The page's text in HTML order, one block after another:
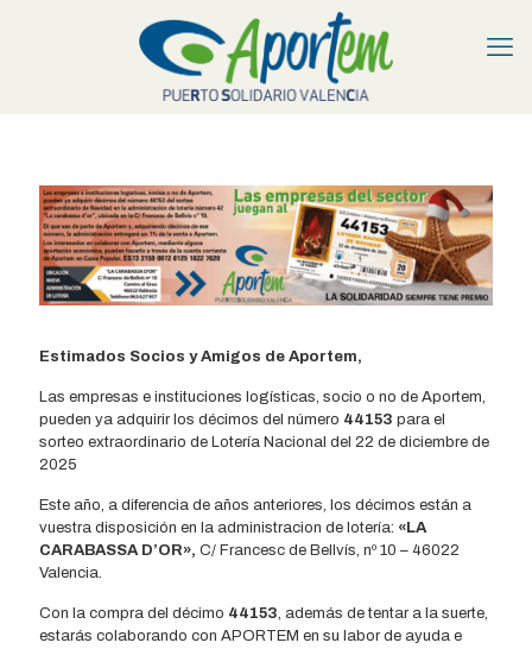
Estimados Socios y Amigos de Aportem,
Las empresas e instituciones logísticas, socio o no de Aportem,
pueden ya adquirir los décimos del número 44153 para el
sorteo extraordinario de Lotería Nacional del 22 de diciembre de
2025
Este año, a diferencia de años anteriores, los décimos están a
vuestra disposición en la administracion de lotería: «LA
CARABASSA D’OR», C/ Francesc de Bellvís, nº 10 – 46022
Valencia.
Con la compra del décimo 44153, además de tentar a la suerte,
estarás colaborando con APORTEM en su labor de ayuda e